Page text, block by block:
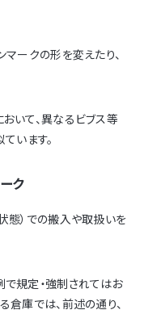
ークの形を変えたり、
いて、異なるビブス等
います。
ク
態）での搬入や取扱いを
規定・強制されてはお
倉庫では、前述の通り、